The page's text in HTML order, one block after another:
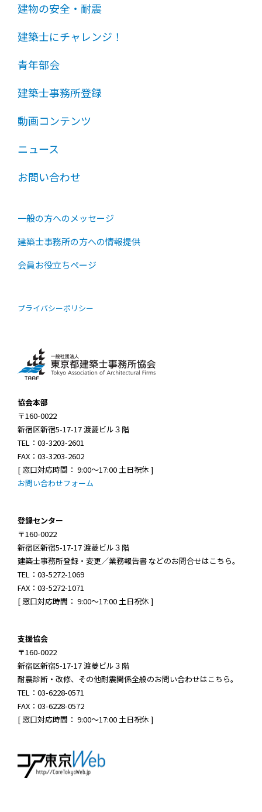
協会本部
〒160-0022
新宿区新宿5-17-17 渡菱ビル３階
TEL：03-3203-2601
FAX：03-3203-2602
[ 窓口対応時間： 9:00～17:00 土日祝休 ]
お問い合わせフォーム
登録センター
〒160-0022
新宿区新宿5-17-17 渡菱ビル３階
建築士事務所登録・変更／業務報告書 などのお問合せはこちら。
TEL：03-5272-1069
FAX：03-5272-1071
[ 窓口対応時間： 9:00～17:00 土日祝休 ]
支援協会
〒160-0022
新宿区新宿5-17-17 渡菱ビル３階
耐震診断・改修、その他耐震関係全般のお問い合わせはこちら。
TEL：03-6228-0571
FAX：03-6228-0572
[ 窓口対応時間： 9:00～17:00 土日祝休 ]
建物の安全・耐震
建築士にチャレンジ！
青年部会
建築士事務所登録
動画コンテンツ
ニュース
お問い合わせ
一般の方へのメッセージ
建築士事務所の方への情報提供
会員お役立ちページ
プライバシーポリシー